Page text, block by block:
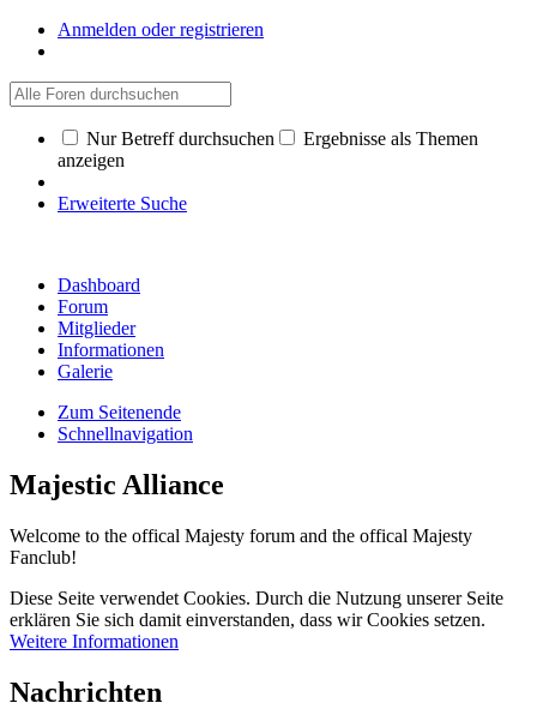
Anmelden oder registrieren
Nur Betreff durchsuchen
Ergebnisse als Themen
anzeigen
Erweiterte Suche
Dashboard
Forum
Mitglieder
Informationen
Galerie
Zum Seitenende
Schnellnavigation
Majestic Alliance
Welcome to the offical Majesty forum and the offical Majesty
Fanclub!
Diese Seite verwendet Cookies. Durch die Nutzung unserer Seite
erklären Sie sich damit einverstanden, dass wir Cookies setzen.
Weitere Informationen
Nachrichten